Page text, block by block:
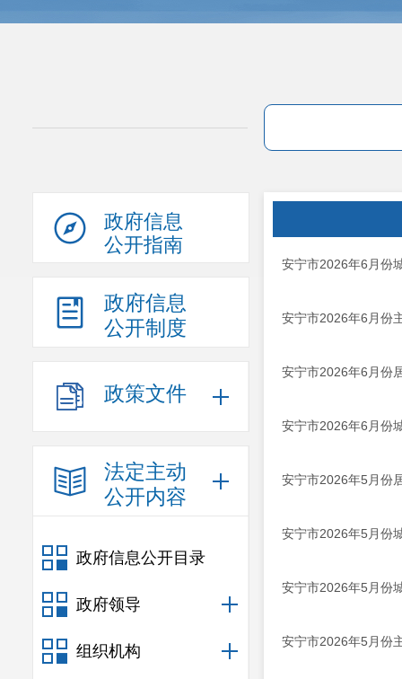
政府信息
公开指南
政府信息
公开制度
政策文件
法定主动
公开内容
政府信息公开目录
政府领导
组织机构
安宁市2026年6月份
安宁市2026年6月份
安宁市2026年6月份
安宁市2026年6月份
安宁市2026年5月份
安宁市2026年5月份
安宁市2026年5月份
安宁市2026年5月份